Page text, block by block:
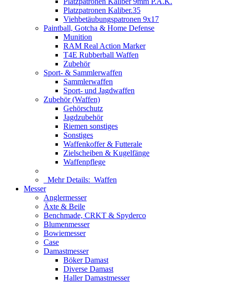
Platzpatronen Kaliber.35
Viehbetäubungspatronen 9x17
Paintball, Gotcha & Home Defense
Munition
RAM Real Action Marker
T4E Rubberball Waffen
Zubehör
Sport- & Sammlerwaffen
Sammlerwaffen
Sport- und Jagdwaffen
Zubehör (Waffen)
Gehörschutz
Jagdzubehör
Riemen sonstiges
Sonstiges
Waffenkoffer & Futterale
Zielscheiben & Kugelfänge
Waffenpflege
Mehr Details: Waffen
Messer
Anglermesser
Äxte & Beile
Benchmade, CRKT & Spyderco
Blumenmesser
Bowiemesser
Case
Damastmesser
Böker Damast
Diverse Damast
Haller Damastmesser